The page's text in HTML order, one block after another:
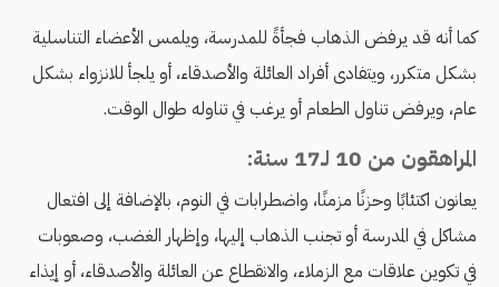
كما أنه قد يرفض الذهاب فجأةً للمدرسة، ويلمس الأعضاء التناسلية
بشكل متكرر، ويتفادى أفراد العائلة والأصدقاء، أو يلجأ للانزواء بشكل
عام، ويرفض تناول الطعام أو يرغب في تناوله طوال الوقت.
المراهقون من 10 لـ17 سنة:
يعانون اكتئابًا وحزنًا مزمنًا، واضطرابات في النوم، بالإضافة إلى افتعال
مشاكل في المدرسة أو تجنب الذهاب إليها، وإظهار الغضب، وصعوبات
في تكوين علاقات مع الزملاء، والانقطاع عن العائلة والأصدقاء، أو إيذاء